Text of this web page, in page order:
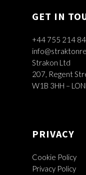
GET IN
+44 755 214
Strakon Ltd
207, Regent
W1B 3HH –
PRIVACY
Cookie Policy
Privacy Policy